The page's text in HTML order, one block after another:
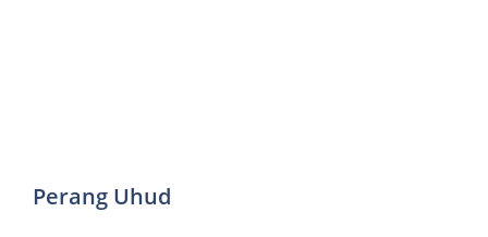
Perang Uhud